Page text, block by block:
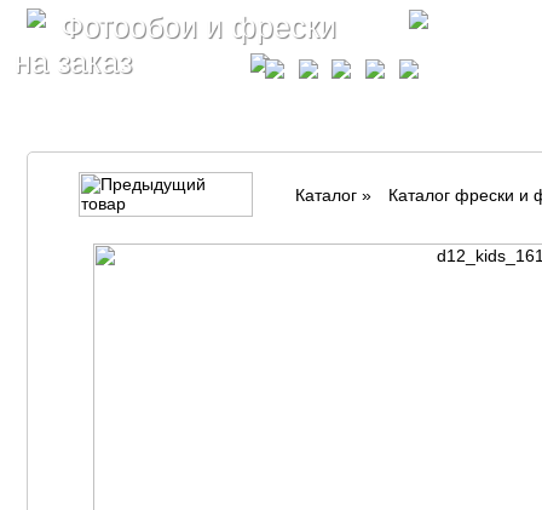
Фотообои и фрески
на заказ
Каталог » Каталог фрески и